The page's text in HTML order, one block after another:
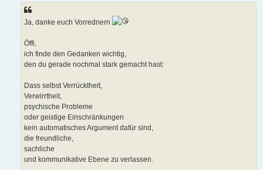
Ja, danke euch Vorrednern
Öffi,
ich finde den Gedanken wichtig,
den du gerade nochmal stark gemacht hast:
Dass selbst Verrücktheit,
Verwirrtheit,
psychische Probleme
oder geistige Einschränkungen
kein automatisches Argument dafür sind,
die freundliche,
sachliche
und kommunikative Ebene zu verlassen.